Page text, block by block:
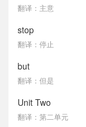
翻译：主意
stop
翻译：停止
but
翻译：但是
Unit Two
翻译：第二单元